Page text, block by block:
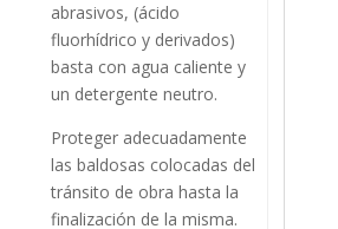
abrasivos, (ácido
fluorhídrico y derivados)
basta con agua caliente y
un detergente neutro.
Proteger adecuadamente
las baldosas colocadas del
tránsito de obra hasta la
finalización de la misma.